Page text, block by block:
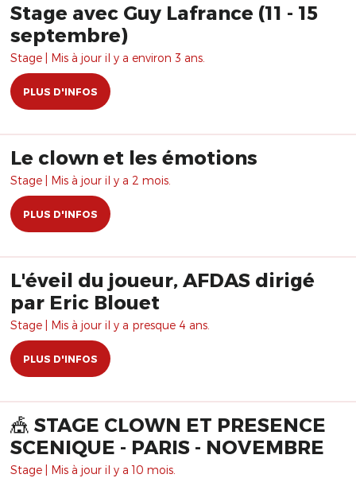
Stage avec Guy Lafrance (11 - 15
septembre)
Stage | Mis à jour il y a environ 3 ans.
PLUS D'INFOS
Le clown et les émotions
Stage | Mis à jour il y a 2 mois.
PLUS D'INFOS
L'éveil du joueur, AFDAS dirigé
par Eric Blouet
Stage | Mis à jour il y a presque 4 ans.
PLUS D'INFOS
🎪 STAGE CLOWN ET PRESENCE
SCENIQUE - PARIS - NOVEMBRE
Stage | Mis à jour il y a 10 mois.